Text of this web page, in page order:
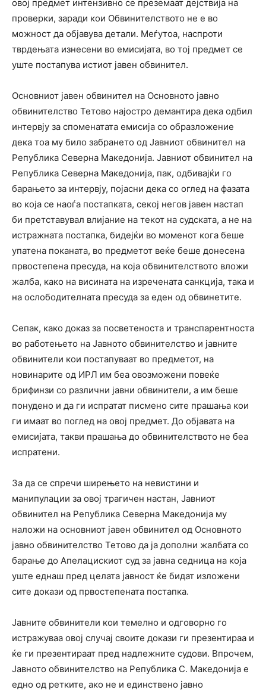
овој предмет интензивно се преземаат дејствија на
проверки, заради кои Обвинителството не е во
можност да објавува детали. Меѓутоа, наспроти
тврдењата изнесени во емисијата, во тој предмет се
уште постапува истиот јавен обвинител.
Основниот јавен обвинител на Основното јавно
обвинителство Тетово најостро демантира дека одбил
интервју за споменатата емисија со образложение
дека тоа му било забрането од Јавниот обвинител на
Република Северна Македонија. Јавниот обвинител на
Република Северна Македонија, пак, одбивајќи го
барањето за интервју, појасни дека со оглед на фазата
во која се наоѓа постапката, секој негов јавен настап
би претставувал влијание на текот на судската, а не на
истражната постапка, бидејќи во моменот кога беше
упатена поканата, во предметот веќе беше донесена
првостепена пресуда, на која обвинителството вложи
жалба, како на висината на изречената санкција, така и
на ослободителната пресуда за еден од обвинетите.
Сепак, како доказ за посветеноста и транспарентноста
во работењето на Јавното обвинителство и јавните
обвинители кои постапуваат во предметот, на
новинарите од ИРЛ им беа овозможени повеќе
брифинзи со различни јавни обвинители, а им беше
понудено и да ги испратат писмено сите прашања кои
ги имаат во поглед на овој предмет. До објавата на
емисијата, такви прашања до обвинителството не беа
испратени.
За да се спречи ширењето на невистини и
манипулации за овој трагичен настан, Јавниот
обвинител на Република Северна Македонија му
наложи на основниот јавен обвинител од Основното
јавно обвинителство Тетово да ја дополни жалбата со
барање до Апелацискиот суд за јавна седница на која
уште еднаш пред целата јавност ќе бидат изложени
сите докази од првостепената постапка.
Јавните обвинители кои темелно и одговорно го
истражуваа овој случај своите докази ги презентираа и
ќе ги презентираат пред надлежните судови. Впрочем,
Јавното обвинителство на Република С. Македонија е
едно од ретките, ако не и единствено јавно